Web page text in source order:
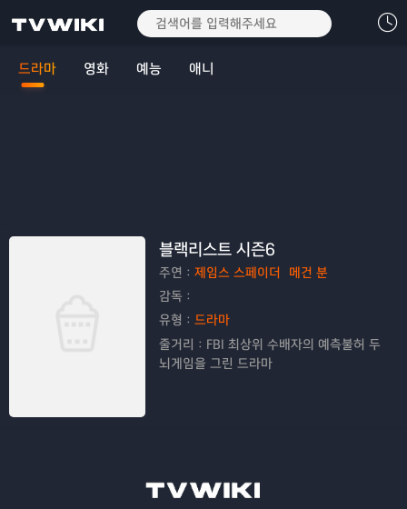
드라마 영화 예능 애니
블랙리스트 시즌6
주연： 제임스 스페이더
메건 분
감독：
유형： 드라마
줄거리： FBI 최상위 수배자의 예측불허 두
뇌게임을 그린 드라마